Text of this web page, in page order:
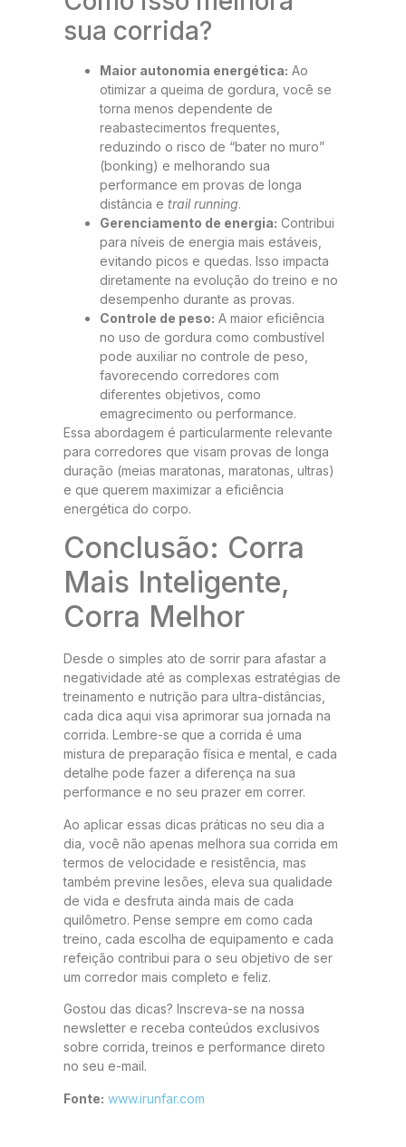
sua corrida?
Maior autonomia energética: Ao
otimizar a queima de gordura, você se
torna menos dependente de
reabastecimentos frequentes,
reduzindo o risco de “bater no muro”
(bonking) e melhorando sua
performance em provas de longa
distância e trail running.
Gerenciamento de energia: Contribui
para níveis de energia mais estáveis,
evitando picos e quedas. Isso impacta
diretamente na evolução do treino e no
desempenho durante as provas.
Controle de peso: A maior eficiência
no uso de gordura como combustível
pode auxiliar no controle de peso,
favorecendo corredores com
diferentes objetivos, como
emagrecimento ou performance.
Essa abordagem é particularmente relevante
para corredores que visam provas de longa
duração (meias maratonas, maratonas, ultras)
e que querem maximizar a eficiência
energética do corpo.
Conclusão: Corra
Mais Inteligente,
Corra Melhor
Desde o simples ato de sorrir para afastar a
negatividade até as complexas estratégias de
treinamento e nutrição para ultra-distâncias,
cada dica aqui visa aprimorar sua jornada na
corrida. Lembre-se que a corrida é uma
mistura de preparação física e mental, e cada
detalhe pode fazer a diferença na sua
performance e no seu prazer em correr.
Ao aplicar essas dicas práticas no seu dia a
dia, você não apenas melhora sua corrida em
termos de velocidade e resistência, mas
também previne lesões, eleva sua qualidade
de vida e desfruta ainda mais de cada
quilômetro. Pense sempre em como cada
treino, cada escolha de equipamento e cada
refeição contribui para o seu objetivo de ser
um corredor mais completo e feliz.
Gostou das dicas? Inscreva-se na nossa
newsletter e receba conteúdos exclusivos
sobre corrida, treinos e performance direto
no seu e-mail.
Fonte: www.irunfar.com